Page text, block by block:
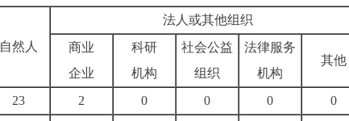
自然人
法人或其他组织
商业
企业
科研
机构
社会公益
组织
法律服务
机构
其他
23 2 0 0 0 0